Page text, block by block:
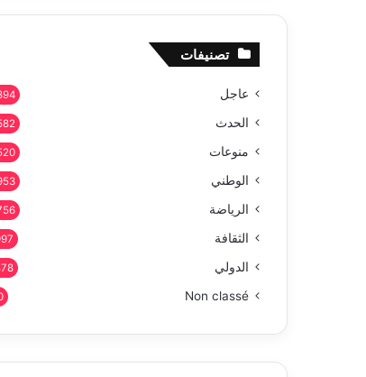
تصنيفات
عاجل
الحدث
منوعات
الوطني
الرياضة
الثقافة
الدولي
Non classé